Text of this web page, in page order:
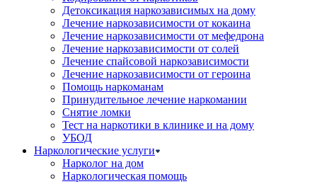
Детоксикация наркозависимых на дому
Лечение наркозависимости от кокаина
Лечение наркозависимости от мефедрона
Лечение наркозависимости от солей
Лечение спайсовой наркозависимости
Лечение наркозависимости от героина
Помощь наркоманам
Принудительное лечение наркомании
Снятие ломки
Тест на наркотики в клинике и на дому
УБОД
Наркологические услуги
Нарколог на дом
Наркологическая помощь